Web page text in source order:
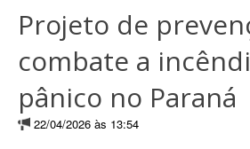
Projeto de
combate a
pânico no Paraná
22/04/2026 às 13:54